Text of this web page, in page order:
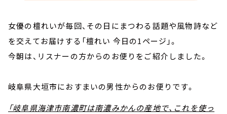
女優の檀れいが毎回、その日にまつわる話題や風物詩など
を交えてお届けする「檀れい 今日の1ページ」。
今朝は、リスナーの方からのお便りをご紹介しました。
岐阜県大垣市におすまいの男性からのお便りです。
「岐阜県海津市南濃町は南濃みかんの産地で、これを使っ